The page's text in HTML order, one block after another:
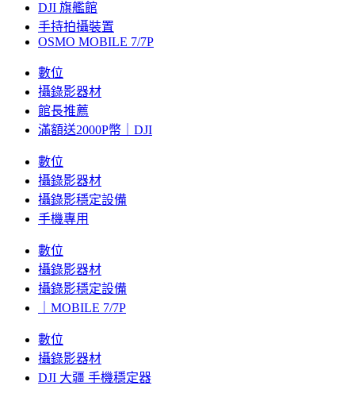
DJI 旗艦館
手持拍攝裝置
OSMO MOBILE 7/7P
數位
攝錄影器材
館長推薦
滿額送2000P幣｜DJI
數位
攝錄影器材
攝錄影穩定設備
手機專用
數位
攝錄影器材
攝錄影穩定設備
｜MOBILE 7/7P
數位
攝錄影器材
DJI 大疆 手機穩定器